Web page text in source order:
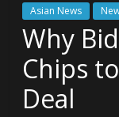
Asian News
Why
Chips
Deal